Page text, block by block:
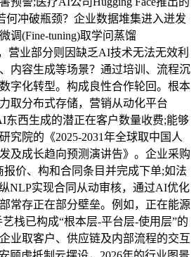
何冲破瓶颈？企业数据堆集进入迸发
调(Fine-tuning)取学问蒸馏
营业部分则因缺乏AI技术无法无效利
内容生成等场景？通过培训、流程沉
字化转型。构成良性合作轮回。根本
取分布式存储，营销从动化平台
东西生成的潜正在客户数量收费;能够
究院的《2025-2031年全球取中国人
及成长趋向预测演讲告》。企业采购
报价、构和合同条目并完成下单;如法
NLP实现合同从动审核，通过AI优化
常存正在部分壁垒。例如，正在能源
栈已构成“根本层-平台层-使用层”的
业取客户、供应链及内部流程的交互